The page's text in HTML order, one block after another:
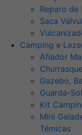
Reparo de
Saca
Camping e
Afiador
Gazebo,
Guarda-Sol
Kit
Mini
Témicas